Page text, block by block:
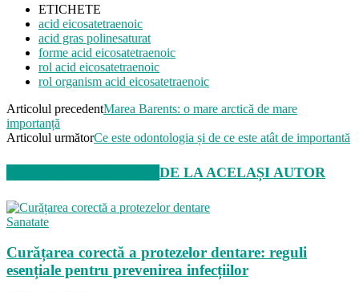
ETICHETE
acid eicosatetraenoic
acid gras polinesaturat
forme acid eicosatetraenoic
rol acid eicosatetraenoic
rol organism acid eicosatetraenoic
Articolul precedentMarea Barents: o mare arctică de mare
importanță
Articolul următorCe este odontologia și de ce este atât de importantă
DE LA ACELAȘI AUTOR
Sanatate
Curățarea corectă a protezelor dentare: reguli
esențiale pentru prevenirea infecțiilor